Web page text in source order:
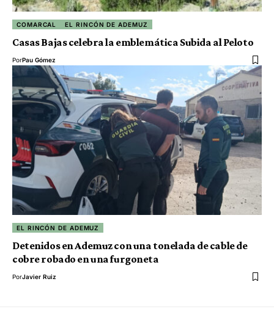
COMARCAL EL RINCÓN DE ADEMUZ
Casas Bajas celebra la emblemática Subida al Peloto
PorPau Gómez
EL RINCÓN DE ADEMUZ
Detenidos en Ademuz con una tonelada de cable de
cobre robado en una furgoneta
PorJavier Ruiz